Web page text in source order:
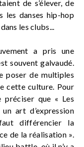
de s’élever, de
les danses hip-hop
les clubs...
a pris une
souvent galvaudé.
poser de multiples
cette culture. Pour
que « Les
art d’expression
différencier la
de la réalisation ».